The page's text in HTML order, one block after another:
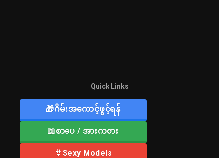
Quick Links
🎁ဂိမ်းအကောင့်ဖွင့်ရန်
📖စာပေ / အားကစား
👙Sexy Models